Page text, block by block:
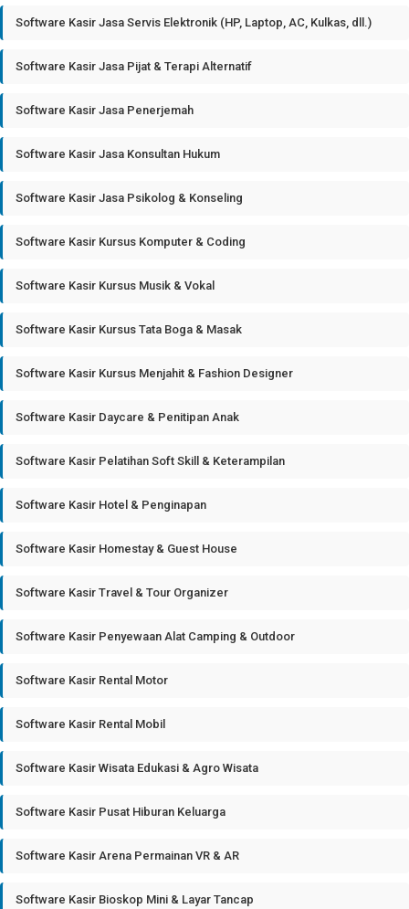
Software Kasir Jasa Servis Elektronik (HP, Laptop, AC, Kulkas, dll.)
Software Kasir Jasa Pijat & Terapi Alternatif
Software Kasir Jasa Penerjemah
Software Kasir Jasa Konsultan Hukum
Software Kasir Jasa Psikolog & Konseling
Software Kasir Kursus Komputer & Coding
Software Kasir Kursus Musik & Vokal
Software Kasir Kursus Tata Boga & Masak
Software Kasir Kursus Menjahit & Fashion Designer
Software Kasir Daycare & Penitipan Anak
Software Kasir Pelatihan Soft Skill & Keterampilan
Software Kasir Hotel & Penginapan
Software Kasir Homestay & Guest House
Software Kasir Travel & Tour Organizer
Software Kasir Penyewaan Alat Camping & Outdoor
Software Kasir Rental Motor
Software Kasir Rental Mobil
Software Kasir Wisata Edukasi & Agro Wisata
Software Kasir Pusat Hiburan Keluarga
Software Kasir Arena Permainan VR & AR
Software Kasir Bioskop Mini & Layar Tancap